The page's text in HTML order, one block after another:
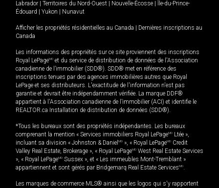
Labrador
Territoires du Nord-Ouest Nouvelle-Écosse
Île-du-Prince-
Édouard
Yukon Nunavut
Afficher les propriétés résidentielles au Canada
Dernières inscriptions au
Canada
Les informations des propriétés sur ce site proviennent des inscriptions
Royal LePageMD et du service de distribution de données de l'Association
canadienne de l’immobilier (SDD®). SDD® met en référence des
inscriptions tenues par des agences immobilières autres que Royal
LePage et ses distributeurs. L'exactitude de l'information n'est pas
garantie et devrait être indépendamment vérifiée. La marque DDF®
appartient à l'Association canadienne de l’immobilier (ACI) et identifie le
REALTOR.ca Installation de distribution de données (SDD®).
*Tous les bureaux sont des propriétés indépendantes. Les bureaux
comprenant la mention « Services immobiliers Royal LePageMD Ltée »,
incluant sa division « Johnston & Daniel MD », « Royal LePageMD Credit
Valley Real Estate, Brokerage », « Royal LePageMD West Real Estate Services
», « Royal LePageMD Sussex », et « Les immeubles Mont-Tremblant »
appartiennent et sont gérés par Bridgemarq Real Estate ServicesMD.
Les marques de commerce MLS® ainsi que les logos qui s'y rapportent